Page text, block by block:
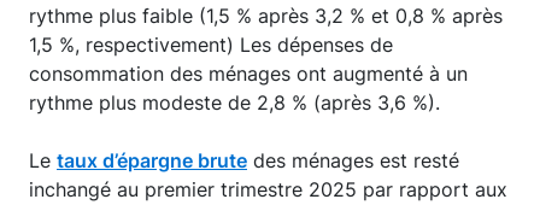
rythme plus faible (1,5 % après 3,2 % et 0,8 % après
1,5 %, respectivement) Les dépenses de
consommation des ménages ont augmenté à un
rythme plus modeste de 2,8 % (après 3,6 %).
Le taux d’épargne brute des ménages est resté
inchangé au premier trimestre 2025 par rapport aux